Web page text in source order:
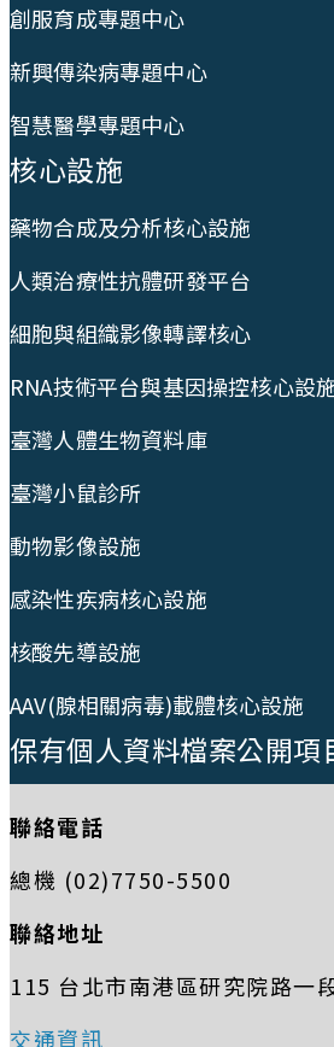
創服育成專題中心
新興傳染病專題中心
智慧醫學專題中心
核心設施
藥物合成及分析核心設施
人類治療性抗體研發平台
細胞與組織影像轉譯核心
RNA技術平台與基因操控核心設
臺灣人體生物資料庫
臺灣小鼠診所
動物影像設施
感染性疾病核心設施
核酸先導設施
AAV(腺相關病毒)載體核心設施
保有個人資料檔案公開項
聯絡電話
總機 (02)7750-5500
聯絡地址
115 台北市南港區研究院路一
交通資訊